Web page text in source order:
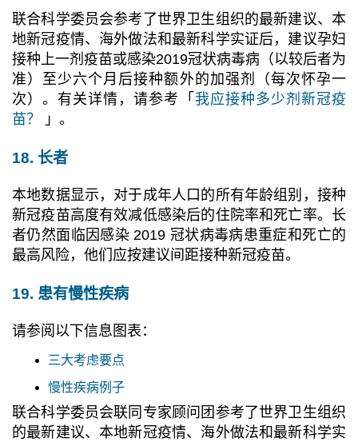
联合科学委员会参考了世界卫生组织的最新建议、本
地新冠疫情、海外做法和最新科学实证后，建议孕妇
接种上一剂疫苗或感染2019冠状病毒病（以较后者为
准）至少六个月后接种额外的加强剂（每次怀孕一
次）。有关详情，请参考「 我应接种多少剂新冠疫
苗？
」。
18. 长者
本地数据显示，对于成年人口的所有年龄组别，接种
新冠疫苗高度有效减低感染后的住院率和死亡率。长
者仍然面临因感染 2019 冠状病毒病患重症和死亡的
最高风险，他们应按建议间距接种新冠疫苗。
19. 患有慢性疾病
请参阅以下信息图表：
三大考虑要点
慢性疾病例子
联合科学委员会联同专家顾问团参考了世界卫生组织
的最新建议、本地新冠疫情、海外做法和最新科学实